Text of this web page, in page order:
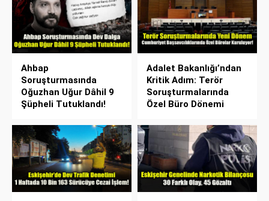
Ahbap
Soruşturmasında
Oğuzhan Uğur Dâhil 9
Şüpheli Tutuklandı!
Adalet Bakanlığı’ndan
Kritik Adım: Terör
Soruşturmalarında
Özel Büro Dönemi